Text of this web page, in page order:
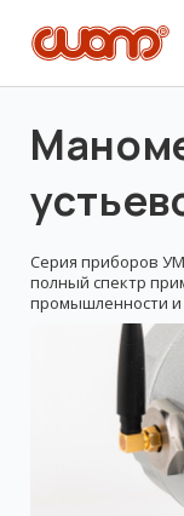
Серия приборов
полный спектр
промышленности и